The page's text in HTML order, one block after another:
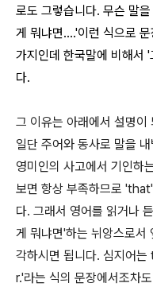
로도 그렇습니다. 무슨 말
게 뭐냐면....'이런 식으로
가지인데 한국말에 비해서
다.
그 이유는 아래에서 설명이
일단 주어와 동사로 말을
영미인의 사고에서 기인하
보면 항상 부족하므로
다. 그래서 영어를 읽거나
게 뭐냐면'하는 뉘앙스로서
각하시면 됩니다. 심지어
r.'라는 식의 문장에서조차